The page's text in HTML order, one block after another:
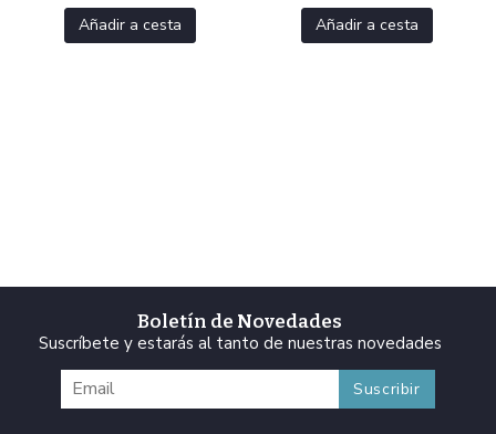
Añadir a cesta Añadir a cesta
Boletín de Novedades
Suscríbete y estarás al tanto de nuestras novedades